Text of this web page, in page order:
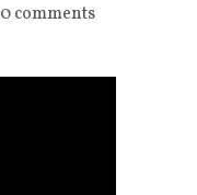
0 comments